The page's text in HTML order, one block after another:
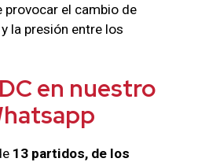
el cambio de
la presión entre los
en nuestro
13 partidos, de los